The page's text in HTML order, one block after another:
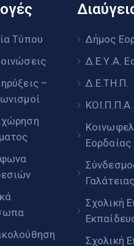
Τύπου
–
Δήμος
Δ.Ε.Υ.Α.
Δ.Ε.ΤΗ.Π.
Εορδαίας
Σχολική
Σχολική